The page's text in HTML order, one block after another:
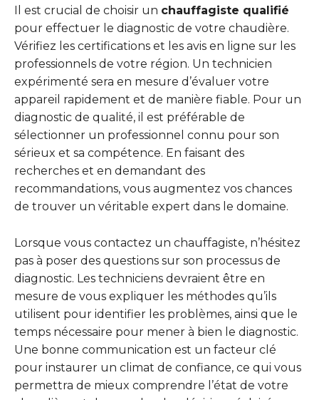
Il est crucial de choisir un chauffagiste qualifié
pour effectuer le diagnostic de votre chaudière.
Vérifiez les certifications et les avis en ligne sur les
professionnels de votre région. Un technicien
expérimenté sera en mesure d’évaluer votre
appareil rapidement et de manière fiable. Pour un
diagnostic de qualité, il est préférable de
sélectionner un professionnel connu pour son
sérieux et sa compétence. En faisant des
recherches et en demandant des
recommandations, vous augmentez vos chances
de trouver un véritable expert dans le domaine.
Lorsque vous contactez un chauffagiste, n’hésitez
pas à poser des questions sur son processus de
diagnostic. Les techniciens devraient être en
mesure de vous expliquer les méthodes qu’ils
utilisent pour identifier les problèmes, ainsi que le
temps nécessaire pour mener à bien le diagnostic.
Une bonne communication est un facteur clé
pour instaurer un climat de confiance, ce qui vous
permettra de mieux comprendre l’état de votre